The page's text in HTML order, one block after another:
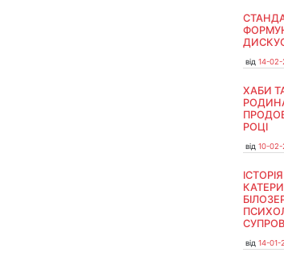
від 14-
ХАБИ
РОЦІ
від 10-
від 14-01-